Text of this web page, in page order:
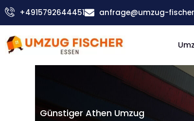
Zum
Inhalt
+4915792644451 anfrage@umzug-
Günstiger Athen Umzug